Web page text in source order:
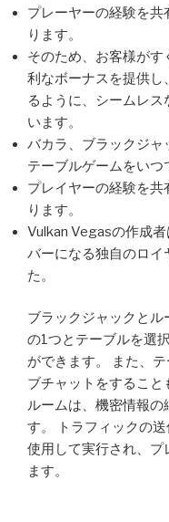
プレーヤーの経験を
ります。
そのため、お客様が
利なボーナスを提供し
るように、シームレ
います。
バカラ、ブラックジ
テーブルゲームをいつ
プレイヤーの経験を
ります。
Vulkan Vegasの作成
バーになる独自のロイ
た。
ブラックジャックと
の1つとテーブルを選
ができます。 また、
ブチャットをするこ
ルームは、機密情報の
す。 トラフィックの
使用して実行され、プ
ます。